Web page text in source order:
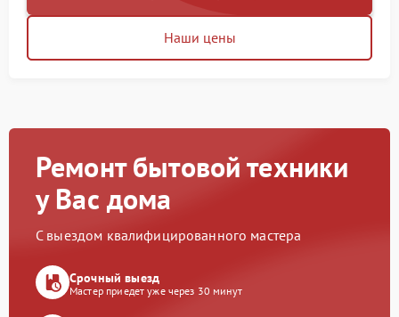
Наши цены
Ремонт бытовой техники
у Вас дома
С выездом квалифицированного мастера
Срочный выезд
Мастер приедет уже через 30 минут